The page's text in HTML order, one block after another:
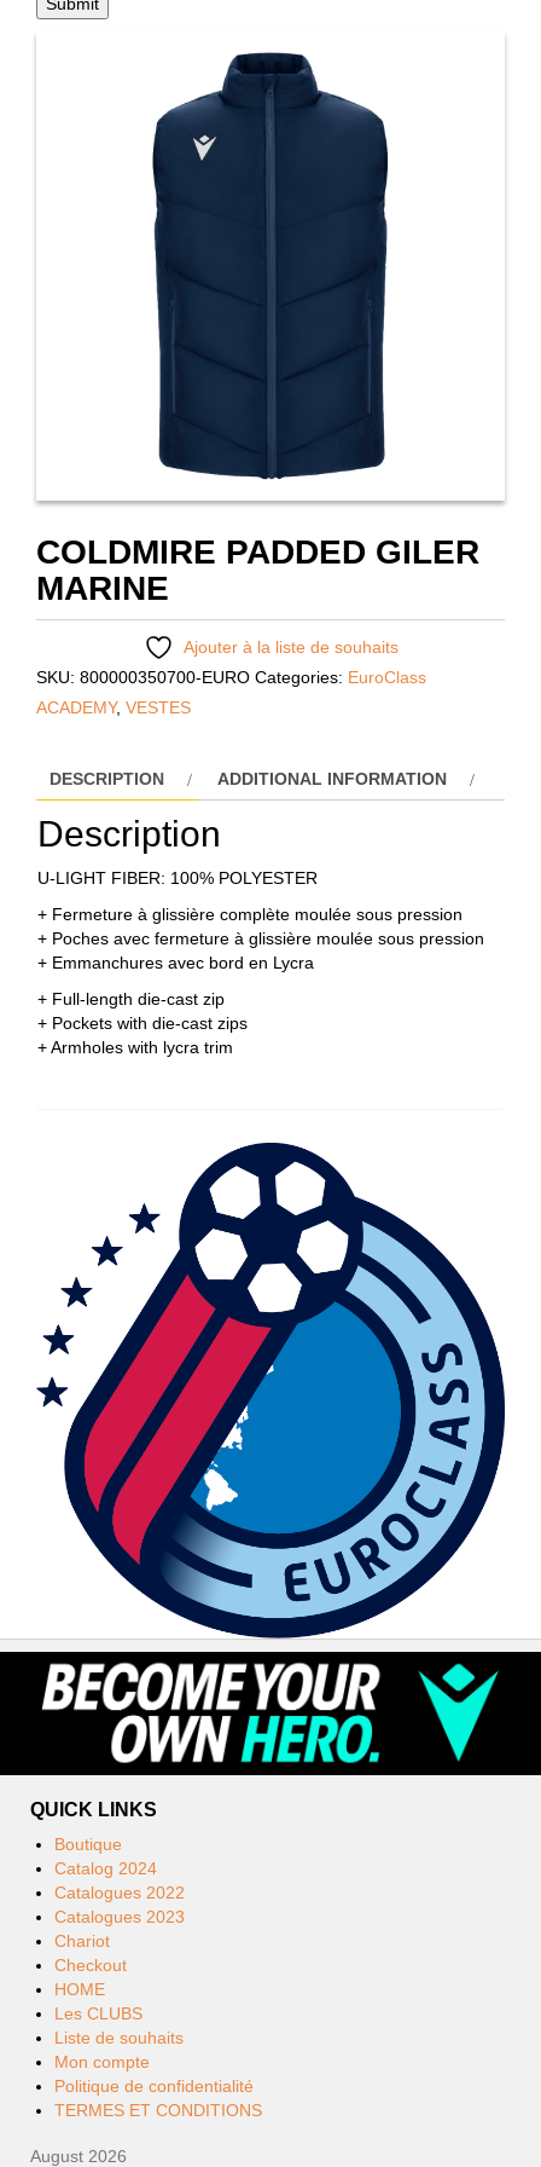
COLDMIRE PADDED GILER
MARINE
Ajouter à la liste de souhaits
SKU: 800000350700-EURO Categories: EuroClass
ACADEMY, VESTES
DESCRIPTION ADDITIONAL INFORMATION
Description
U-LIGHT FIBER: 100% POLYESTER
+ Fermeture à glissière complète moulée sous pression
+ Poches avec fermeture à glissière moulée sous pression
+ Emmanchures avec bord en Lycra
+ Full-length die-cast zip
+ Pockets with die-cast zips
+ Armholes with lycra trim
QUICK LINKS
Boutique
Catalog 2024
Catalogues 2022
Catalogues 2023
Chariot
Checkout
HOME
Les CLUBS
Liste de souhaits
Mon compte
Politique de confidentialité
TERMES ET CONDITIONS
August 2026